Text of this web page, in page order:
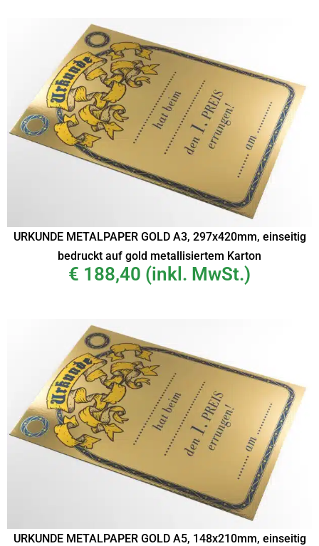
URKUNDE METALPAPER GOLD A3, 297x420mm, einseitig
bedruckt auf gold metallisiertem Karton
€ 188,40 (inkl. MwSt.)
URKUNDE METALPAPER GOLD A5, 148x210mm, einseitig